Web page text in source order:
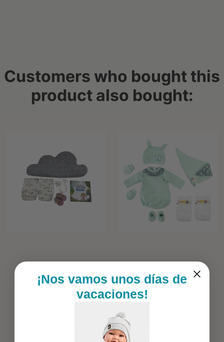
Customers who bought this
product also bought:
¡Nos vamos unos días de
vacaciones!